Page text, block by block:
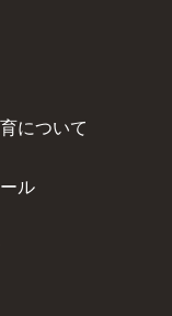
について
ル